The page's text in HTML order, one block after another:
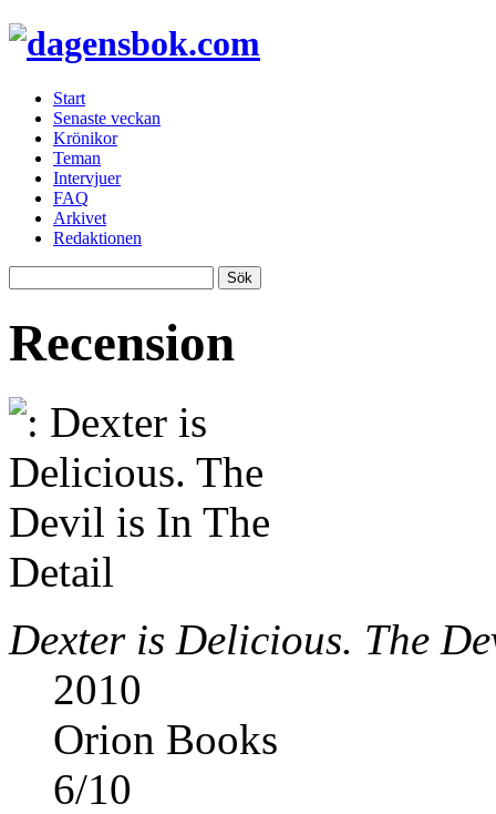
Start
Senaste veckan
Krönikor
Teman
Intervjuer
FAQ
Arkivet
Redaktionen
Recension
Dexter is Delicious. The
2010
Orion Books
6/10